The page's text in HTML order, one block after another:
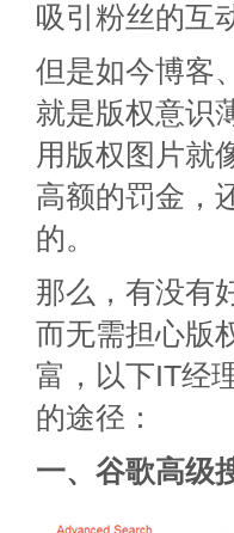
吸引粉丝的互
但是如今博客
就是版权意识
用版权图片就
高额的罚金，
的。
那么，有没有
而无需担心版
富，以下IT经
的途径：
一、谷歌高级